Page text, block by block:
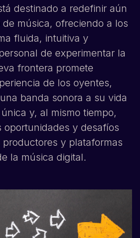
destinado a redefinir aún
música, ofreciendo a los
fluida, intuitiva y
de experimentar la
frontera promete
de los oyentes,
banda sonora a su vida
y, al mismo tiempo,
oportunidades y desafíos
productores y plataformas
la música digital.